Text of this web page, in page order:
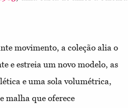
movimento, a coleção alia o
e estreia um novo modelo, as
e uma sola volumétrica,
e malha que oferece